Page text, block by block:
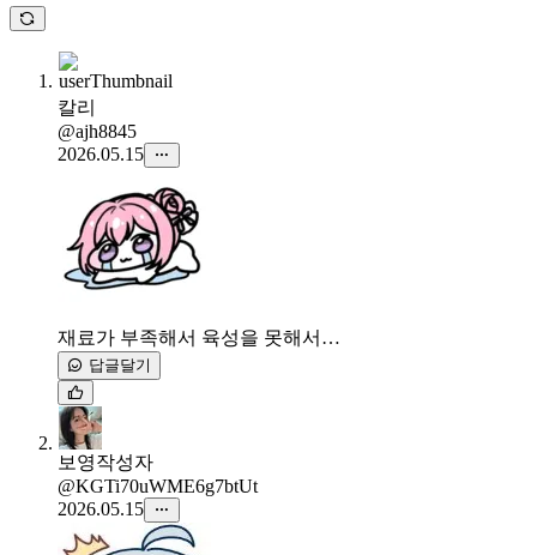
칼리
@ajh8845
2026.05.15
재료가 부족해서 육성을 못해서…
답글달기
보영작성자
@KGTi70uWME6g7btUt
2026.05.15